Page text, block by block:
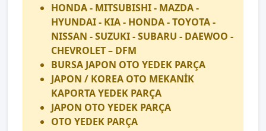
HONDA - MITSUBISHI - MAZDA -
HYUNDAI - KIA - HONDA - TOYOTA -
NISSAN - SUZUKI - SUBARU - DAEWOO -
CHEVROLET – DFM
BURSA JAPON OTO YEDEK PARÇA
JAPON / KOREA OTO MEKANİK
KAPORTA YEDEK PARÇA
JAPON OTO YEDEK PARÇA
OTO YEDEK PARÇA